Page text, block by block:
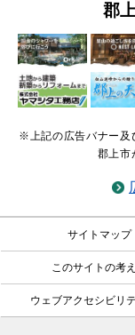
郡
※上記の広告バナー及
郡上市
サイトマップ
このサイトの考
ウェブアクセシビリ